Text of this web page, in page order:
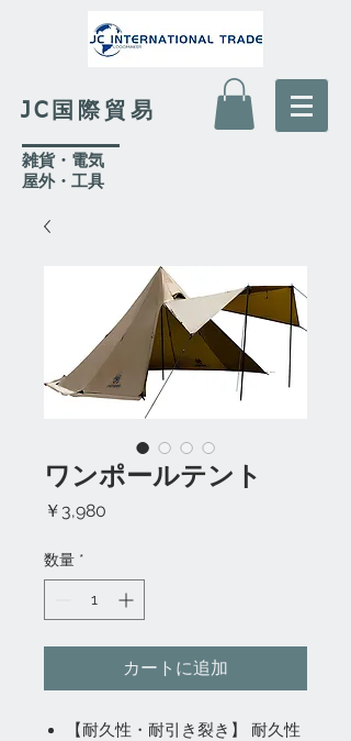
JC国際貿易
​雑貨・電気
​屋外・工具
ワンポールテント
￥3,980
数量 *
カートに追加
【耐久性・耐引き裂き】 耐久性